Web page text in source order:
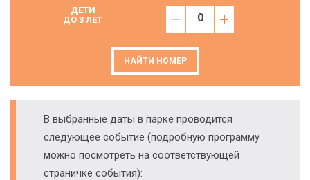
ДЕТИ
ДО 3 ЛЕТ
НАЙТИ НОМЕР
В выбранные даты в парке проводится
следующее событие (подробную программу
можно посмотреть на соответствующей
страничке события):